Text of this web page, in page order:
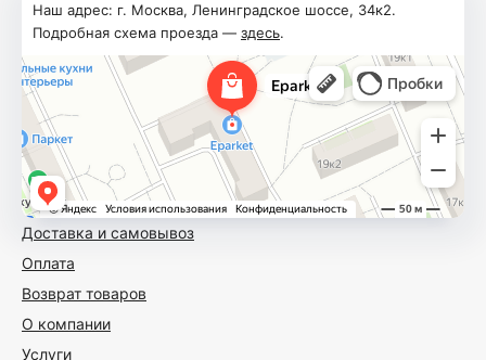
Доставка и самовывоз
Оплата
Возврат товаров
О компании
Услуги
Наш адрес: г. Москва, Ленинградское шоссе, 34к2.
Подробная схема проезда — здесь.